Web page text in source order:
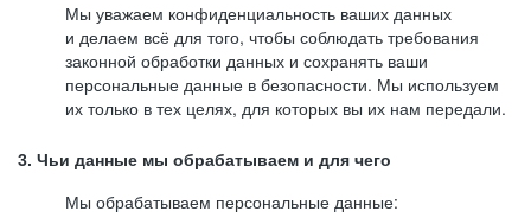
Мы уважаем конфиденциальность ваших данных
и делаем всё для того, чтобы соблюдать требования
законной обработки данных и сохранять ваши
персональные данные в безопасности. Мы используем
их только в тех целях, для которых вы их нам передали.
3. Чьи данные мы обрабатываем и для чего
Мы обрабатываем персональные данные: